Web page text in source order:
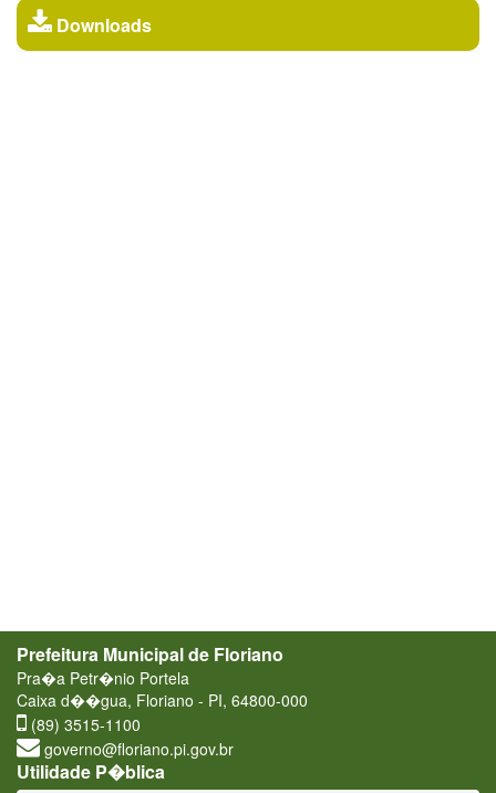
Downloads
Prefeitura Municipal de Floriano
Pra�a Petr�nio Portela
Caixa d��gua, Floriano - PI, 64800-000
(89) 3515-1100
governo@floriano.pi.gov.br
Utilidade P�blica